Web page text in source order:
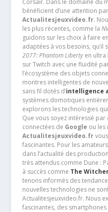
Corsair. Dans le domaine du
bénéficient d’une attention
Actualitesjeuxvideo.fr.
les plus récentes, comme la
guidons sur les choix à faire
adaptées à vos besoins, qu’il
2077: Phantom Libertyen ultra
sur Twitch avec une fluidité
l’écosystème des objets
montres intelligentes de
sans fil dotés d’intelligence
systèmes domotiques
explorons les technologies
Que vous soyez intéressé
connectées de Google ou les
Actualitesjeuxvideo.fr
fascinantes. Pour les
dans l’actualité des
très attendus comme Dune :
à succès comme The
tenons informés des
nouvelles technologies ne
Actualitesjeuxvideo.fr. Nous
fascinantes, des smartphones